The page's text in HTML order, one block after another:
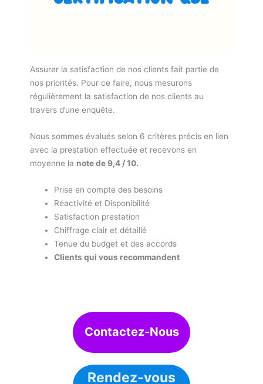
Assurer la satisfaction de nos clients fait partie de
nos priorités. Pour ce faire, nous mesurons
régulièrement la satisfaction de nos clients au
travers d’une enquête.
Nous sommes évalués selon 6 critères précis en lien
avec la prestation effectuée et recevons en
moyenne la note de 9,4 / 10.
Prise en compte des besoins
Réactivité et Disponibilité
Satisfaction prestation
Chiffrage clair et détaillé
Tenue du budget et des accords
Clients qui vous recommandent
Contactez-Nous
Rendez-vous